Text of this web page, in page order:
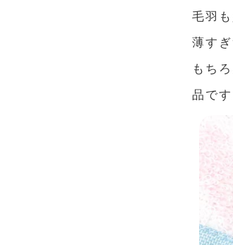
毛羽
薄す
もち
品です